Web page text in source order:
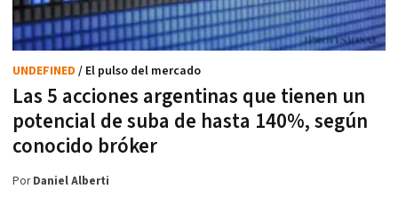
Las 5 acciones argentinas que tienen un
potencial de suba de hasta 140%, según
conocido bróker
UNDEFINED / El pulso del mercado
PorDaniel Alberti